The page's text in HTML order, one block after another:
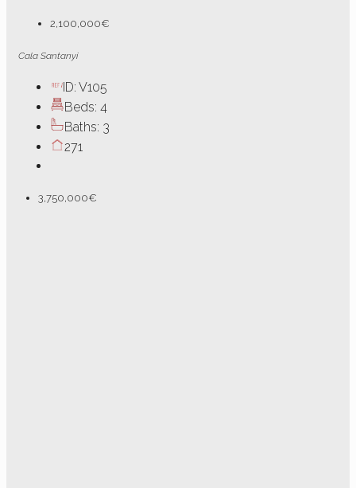
2,100,000€
Cala Santanyi
ID: V105
Beds: 4
Baths: 3
271
3,750,000€